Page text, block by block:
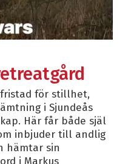
fristad för stillhet,
i Sjundeås
Här får både själ
inbjuder till andlig
hämtar sin